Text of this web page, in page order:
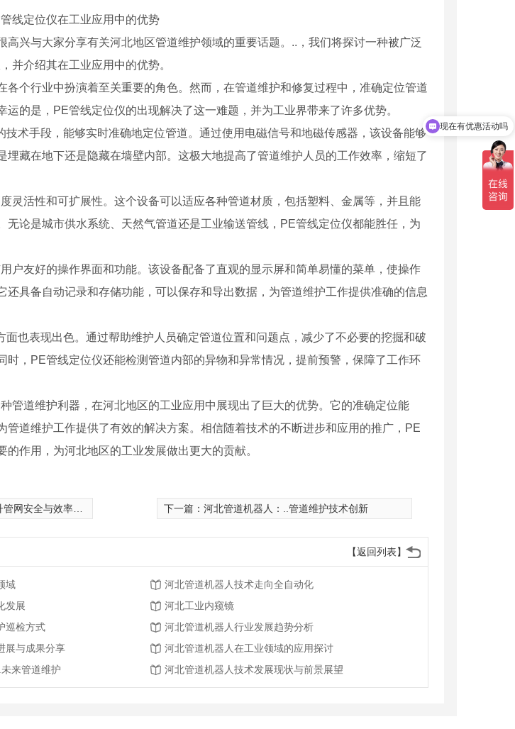
栖检测机器人450A
线定位仪在工业应用中的优势
高兴与大家分享有关河北地区管道维护领域的重要话题。..，我们将探讨一种被广泛
并介绍其在工业应用中的优势。
各个行业中扮演着至关重要的角色。然而，在管道维护和修复过程中，准确定位管道
运的是，PE管线定位仪的出现解决了这一难题，并为工业界带来了许多优势。
技术手段，能够实时准确地定位管道。通过使用电磁信号和地磁传感器，该设备能够
埋藏在地下还是隐藏在墙壁内部。这极大地提高了管道维护人员的工作效率，缩短了
灵活性和可扩展性。这个设备可以适应各种管道材质，包括塑料、金属等，并且能
无论是城市供水系统、天然气管道还是工业输送管线，PE管线定位仪都能胜任，为
户友好的操作界面和功能。该设备配备了直观的显示屏和简单易懂的菜单，使操作
还具备自动记录和存储功能，可以保存和导出数据，为管道维护工作提供准确的信息
面也表现出色。通过帮助维护人员确定管道位置和问题点，减少了不必要的挖掘和破
时，PE管线定位仪还能检测管道内部的异物和异常情况，提前预警，保障了工作环
管道维护利器，在河北地区的工业应用中展现出了巨大的优势。它的准确定位能
管道维护工作提供了有效的解决方案。相信随着技术的不断进步和应用的推广，PE
作用，为河北地区的工业发展做出更大的贡献。
与效率的创新方案 下一篇： 河北管道机器人：..管道维护技术创新
【返回列表】
域
河北管道机器人技术走向全自动化
发展
河北工业内窥镜
巡检方式
河北管道机器人行业发展趋势分析
展与成果分享
河北管道机器人在工业领域的应用探讨
来管道维护
河北管道机器人技术发展现状与前景展望
现在有优惠活动吗